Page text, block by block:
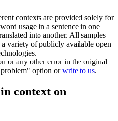
contexts are provided solely for
usage in a sentence in one
into another. All samples
variety of publicly available open
or any other error in the original
problem" option orwrite to us.
context on